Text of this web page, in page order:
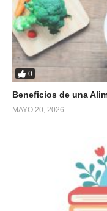
0
Beneficios de una
MAYO 20, 2026